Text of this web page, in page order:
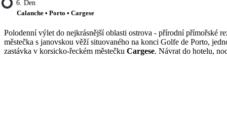
6. Den
Calanche • Porto • Cargese
Polodenní výlet do nejkrásnější oblasti ostrova - přírodní přímořské
městečka s janovskou věží situovaného na konci Golfe de Porto,
zastávka v korsicko-řeckém městečku Cargese. Návrat do hotelu,